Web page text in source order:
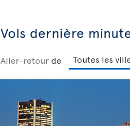
Vols dernière
Aller-retour de